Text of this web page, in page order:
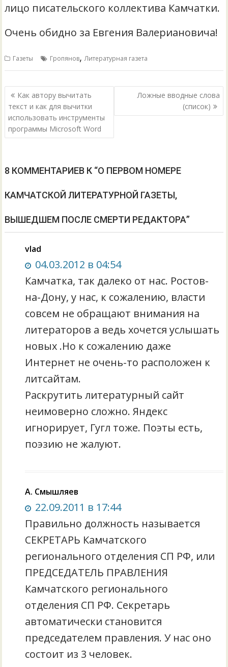
лицо писательского коллектива Камчатки.
Очень обидно за Евгения Валериановича!
Газеты Гропянов,Литературная газета
Навигация
по
записям
Как автору вычитать
текст и как для вычитки
использовать инструменты
программы Microsoft Word
Ложные вводные слова
(список)
8 КОММЕНТАРИЕВ К “О ПЕРВОМ НОМЕРЕ
КАМЧАТСКОЙ ЛИТЕРАТУРНОЙ ГАЗЕТЫ,
ВЫШЕДШЕМ ПОСЛЕ СМЕРТИ РЕДАКТОРА”
vlad
04.03.2012 в 04:54
Камчатка, так далеко от нас. Ростов-
на-Дону, у нас, к сожалению, власти
совсем не обращают внимания на
литераторов а ведь хочется услышать
новых .Но к сожалению даже
Интернет не очень-то расположен к
литсайтам.
Раскрутить литературный сайт
неимоверно сложно. Яндекс
игнорирует, Гугл тоже. Поэты есть,
поэзию не жалуют.
А. Смышляев
22.09.2011 в 17:44
Правильно должность называется
СЕКРЕТАРЬ Камчатского
регионального отделения СП РФ, или
ПРЕДСЕДАТЕЛЬ ПРАВЛЕНИЯ
Камчатского регионального
отделения СП РФ. Секретарь
автоматически становится
председателем правления. У нас оно
состоит из 3 человек.